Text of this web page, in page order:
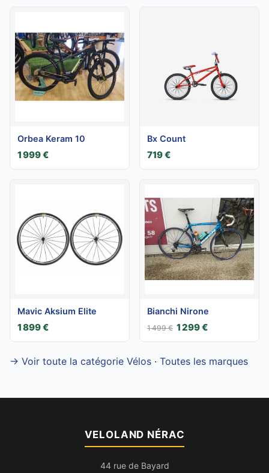
Orbea Keram 10
1 999 €
Bx Count
719 €
Mavic Aksium Elite
1 899 €
Bianchi Nirone
1 499 € 1 299 €
→ Voir toute la catégorie Vélos · Toutes les marques
VELOLAND NÉRAC
44 rue de Bayard